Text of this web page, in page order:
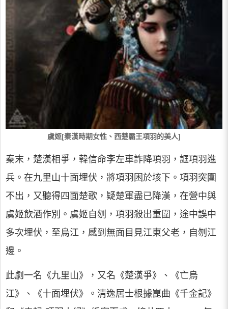
虞姬[秦漢時期女性、西楚霸王項羽的美人]
秦末，楚漢相爭，韓信命李左車詐降項羽，誆項羽進
兵。在九里山十面埋伏，將項羽困於垓下。項羽突圍
不出，又聽得四面楚歌，疑楚軍盡已降漢，在營中與
虞姬飲酒作別。虞姬自刎，項羽殺出重圍，途中誤中
多次埋伏，至烏江，感到無面目見江東父老，自刎江
邊。
此劇一名《九里山》，又名《楚漢爭》、《亡烏
江》、《十面埋伏》。清逸居士根據崑曲《千金記》